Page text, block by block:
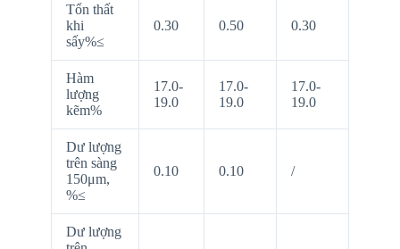
Tổn thất
khi
sấy%≤
0.30 0.50 0.30
Hàm
lượng
kẽm%
17.0-
19.0
17.0-
19.0
17.0-
19.0
Dư lượng
trên sàng
150μm,
%≤
0.10 0.10 /
Dư lượng